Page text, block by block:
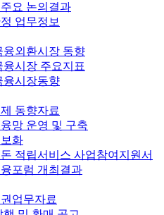
요 논의결과
업무정보
융외환시장 동향
융시장 주요지표
융시장동향
동향자료
망 운영 및 구축
화
적립서비스 사업참여지원서
포럼 개최결과
업무자료